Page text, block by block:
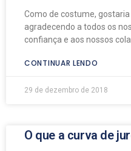
Como de costume,
agradecendo a todos os
confiança e aos nossos
CONTINUAR LENDO
29 de dezembro de 2018
O que a curva de